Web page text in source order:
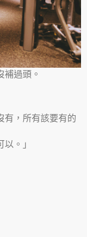
過頭。
有，所有該要有的
。」